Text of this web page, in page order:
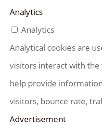
Analytics
Analytics
Analytical cookies are
visitors interact with the
help provide
visitors, bounce rate,
Advertisement